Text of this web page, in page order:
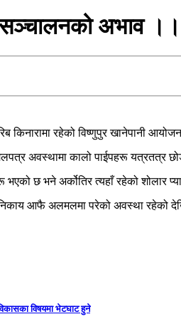
सञ्चालनको अभाव
किनारामा रहेको विष्णुपुर खानेपानी
अवस्थामा कालो पाईपहरू यत्रतत्र
छ भने अर्कोतिर त्यहाँ रहेको शोलार
आफै अलमलमा परेको अवस्था रहेको
विषयमा भेटघाट हुने